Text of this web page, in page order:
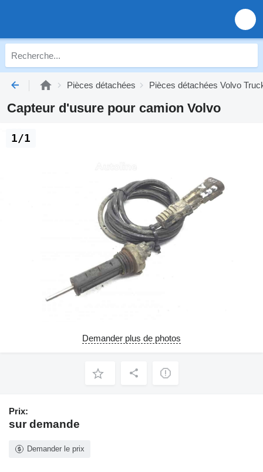
Pièces détachées Pièces détachées Volvo
Capteur d'usure pour camion Volvo
1/1
Demander plus de photos
Prix:
sur demande
Demander le prix